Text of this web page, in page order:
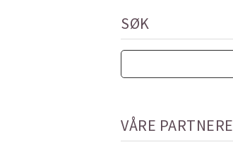
SØK
VÅRE PARTNERE